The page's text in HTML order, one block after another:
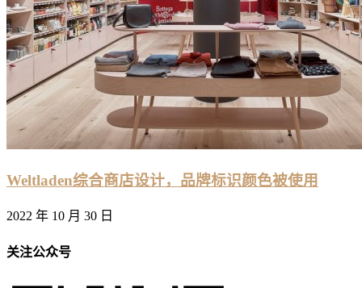
Weltladen综合商店设计，品牌标识颜色被使用
2022 年 10 月 30 日
关注公众号